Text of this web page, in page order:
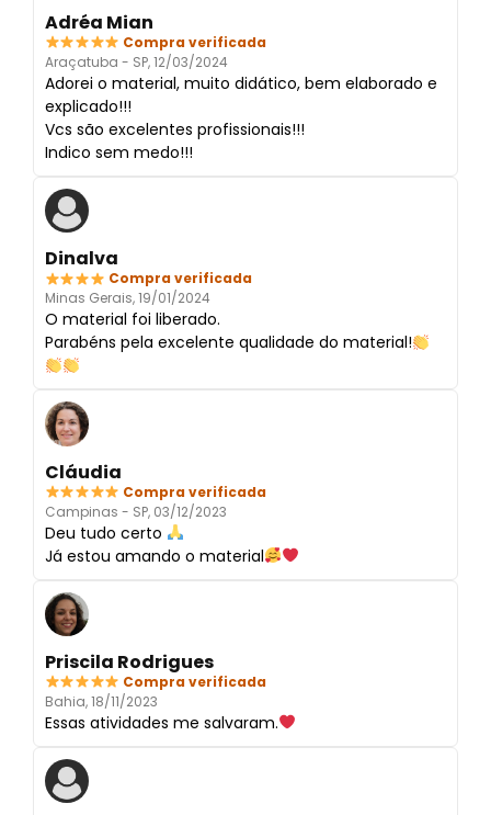
Adréa Mian
Compra verificada
Araçatuba - SP, 12/03/2024
Adorei o material, muito didático, bem elaborado e
explicado!!!
Vcs são excelentes profissionais!!!
Indico sem medo!!!
Dinalva
Compra verificada
Minas Gerais, 19/01/2024
O material foi liberado.
Parabéns pela excelente qualidade do material!
Cláudia
Compra verificada
Campinas - SP, 03/12/2023
Deu tudo certo
Já estou amando o material
Priscila Rodrigues
Compra verificada
Bahia, 18/11/2023
Essas atividades me salvaram.